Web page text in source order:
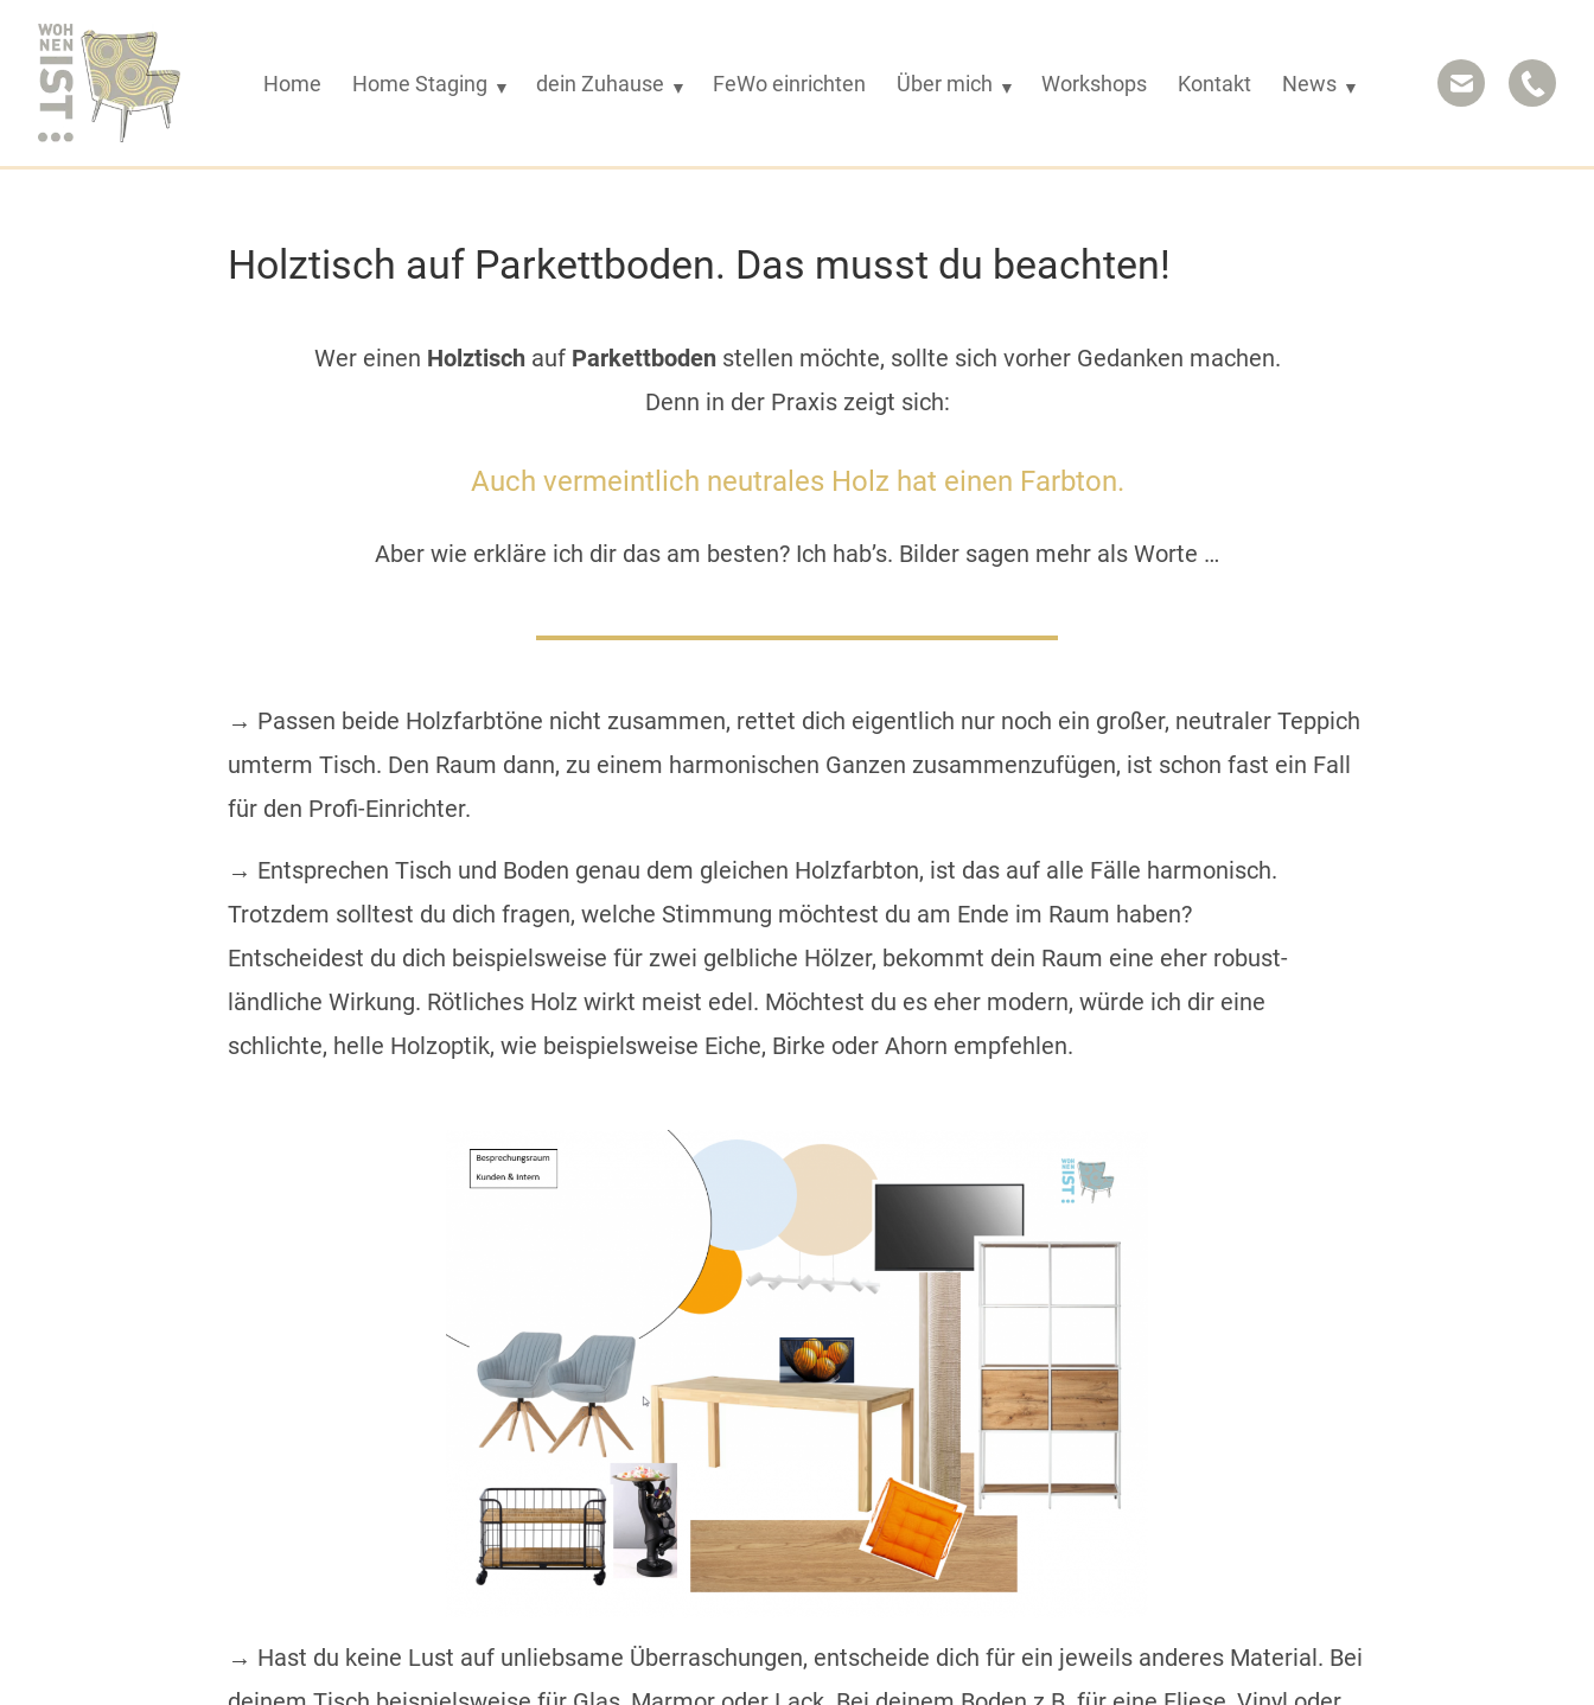
zum
Inhalt
Home Home Staging dein Zuhause FeWo einrichten Über mich Workshops Kontakt News
Holztisch auf Parkettboden. Das musst du beachten!
Wer einen Holztischauf Parkettbodenstellen möchte, sollte sich vorher Gedanken machen.
Denn in der Praxis zeigt sich:
Auch vermeintlich neutrales Holz hat einen Farbton.
Aber wie erkläre ich dir das am besten? Ich hab’s. Bilder sagen mehr als Worte …
→ Passen beide Holzfarbtöne nicht zusammen, rettet dich eigentlich nur noch ein großer, neutraler Teppich
umterm Tisch. Den Raum dann, zu einem harmonischen Ganzen zusammenzufügen, ist schon fast ein Fall
für den Profi-Einrichter.
→ Entsprechen Tisch und Boden genau dem gleichen Holzfarbton, ist das auf alle Fälle harmonisch.
Trotzdem solltest du dich fragen, welche Stimmung möchtest du am Ende im Raum haben?
Entscheidest du dich beispielsweise für zwei gelbliche Hölzer, bekommt dein Raum eine eher robust-
ländliche Wirkung. Rötliches Holz wirkt meist edel. Möchtest du es eher modern, würde ich dir eine
schlichte, helle Holzoptik, wie beispielsweise Eiche, Birke oder Ahorn empfehlen.
→ Hast du keine Lust auf unliebsame Überraschungen, entscheide dich für ein jeweils anderes Material. Bei